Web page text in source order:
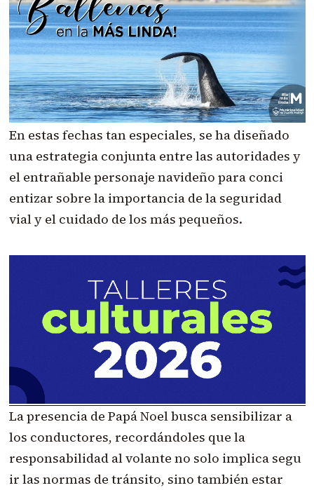
En estas fechas tan especiales, se ha diseñado
una estrategia conjunta entre las autoridades y
el entrañable personaje navideño para conci
entizar sobre la importancia de la seguridad
vial y el cuidado de los más pequeños.
La presencia de Papá Noel busca sensibilizar a
los conductores, recordándoles que la
responsabilidad al volante no solo implica segu
ir las normas de tránsito, sino también estar